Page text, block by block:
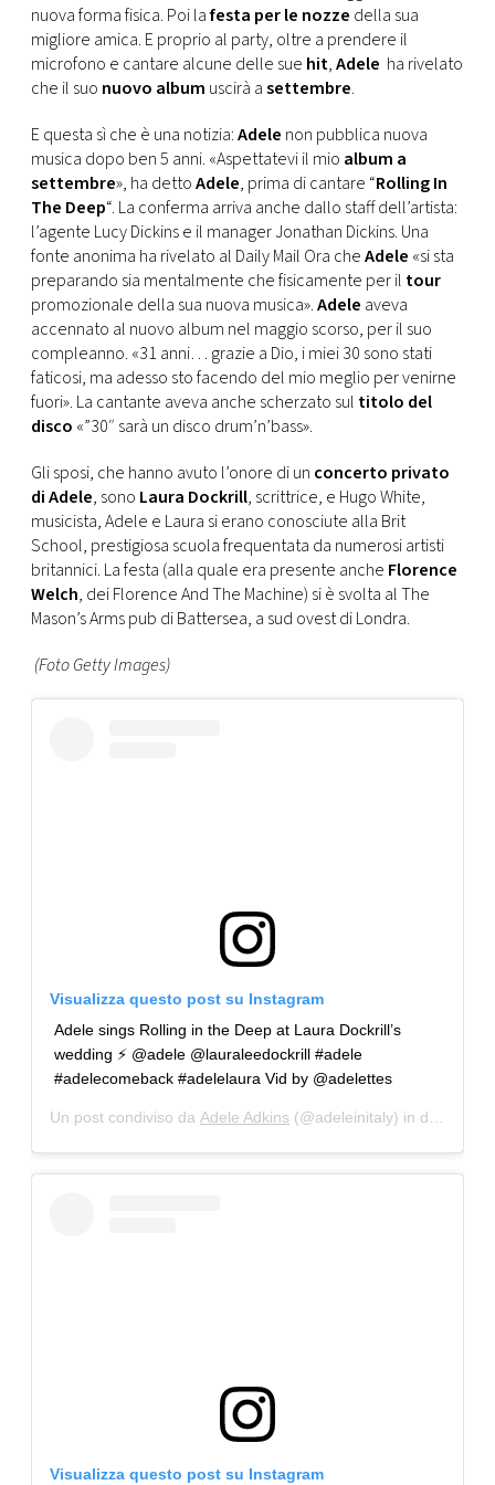
CONSIGLIA
nuova forma fisica. Poi lafesta per le nozze della sua
migliore amica. E proprio al party, oltre a prendere il
microfono e cantare alcune delle sue hit,Adele ha rivelato
che il suo nuovo album uscirà asettembre.
E questa sì che è una notizia:Adele non pubblica nuova
musica dopo ben 5 anni. «Aspettatevi il mio album a
settembre», ha dettoAdele, prima di cantare “Rolling In
The Deep“. La conferma arriva anche dallo staff dell’artista:
l’agente Lucy Dickins e il manager Jonathan Dickins. Una
fonte anonima ha rivelato al Daily Mail Ora cheAdele «si sta
preparando sia mentalmente che fisicamente per il tour
promozionale della sua nuova musica».Adele aveva
accennato al nuovo album nel maggio scorso, per il suo
compleanno. «31 anni… grazie a Dio, i miei 30 sono stati
faticosi, ma adesso sto facendo del mio meglio per venirne
fuori». La cantante aveva anche scherzato sul titolo del
disco «”30″ sarà un disco drum’n’bass».
Gli sposi, che hanno avuto l’onore di un concerto privato
di Adele, sono Laura Dockrill, scrittrice, e Hugo White,
musicista, Adele e Laura si erano conosciute alla Brit
School, prestigiosa scuola frequentata da numerosi artisti
britannici. La festa (alla quale era presente anche Florence
Welch, dei Florence And The Machine) si è svolta al The
Mason’s Arms pub di Battersea, a sud ovest di Londra.
(Foto Getty Images)
Visualizza questo post su Instagram
Adele sings Rolling in the Deep at Laura Dockrill’s
wedding ⚡️ @adele @lauraleedockrill #adele
#adelecomeback #adelelaura Vid by @adelettes
Un post condiviso da Adele Adkins (@adeleinitaly) in data:
Visualizza questo post su Instagram